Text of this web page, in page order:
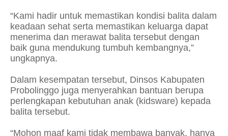
“Kami hadir untuk memastikan kondisi balita dalam
keadaan sehat serta memastikan keluarga dapat
menerima dan merawat balita tersebut dengan
baik guna mendukung tumbuh kembangnya,”
ungkapnya.
Dalam kesempatan tersebut, Dinsos Kabupaten
Probolinggo juga menyerahkan bantuan berupa
perlengkapan kebutuhan anak (kidsware) kepada
balita tersebut.
“Mohon maaf kami tidak membawa banyak, hanya